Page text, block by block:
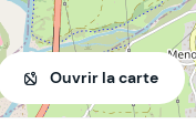
Ouvrir la carte